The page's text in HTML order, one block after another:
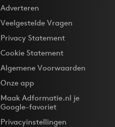
Adverteren
Veelgestelde Vragen
Privacy Statement
Cookie Statement
Algemene Voorwaarden
Onze app
Maak Adformatie.nl je
Google-favoriet
Privacyinstellingen